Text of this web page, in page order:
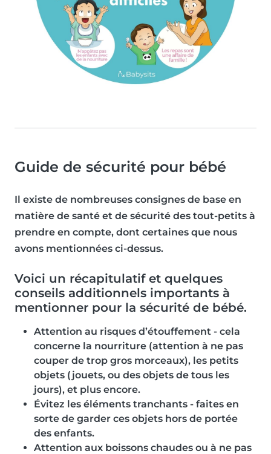
Guide de sécurité pour bébé
Il existe de nombreuses consignes de base en
matière de santé et de sécurité des tout-petits à
prendre en compte, dont certaines que nous
avons mentionnées ci-dessus.
Voici un récapitulatif et quelques
conseils additionnels importants à
mentionner pour la sécurité de bébé.
Attention au risques d’étouffement - cela
concerne la nourriture (attention à ne pas
couper de trop gros morceaux), les petits
objets (jouets, ou des objets de tous les
jours), et plus encore.
Évitez les éléments tranchants - faites en
sorte de garder ces objets hors de portée
des enfants.
Attention aux boissons chaudes ou à ne pas